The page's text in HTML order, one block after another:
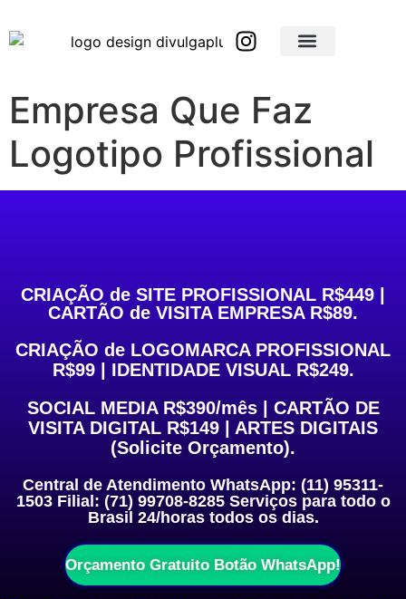
Empresa Que Faz
Logotipo Profissional
CRIAÇÃO de SITE PROFISSIONAL R$449 |
CARTÃO de VISITA EMPRESA R$89.
CRIAÇÃO de LOGOMARCA PROFISSIONAL
R$99 | IDENTIDADE VISUAL R$249.
SOCIAL MEDIA R$390/mês | CARTÃO DE
VISITA DIGITAL R$149 | ARTES DIGITAIS
(Solicite Orçamento).
Central de Atendimento WhatsApp: (11) 95311-
1503 Filial: (71) 99708-8285 Serviços para todo o
Brasil 24/horas todos os dias.
Orçamento Gratuito Botão WhatsApp!